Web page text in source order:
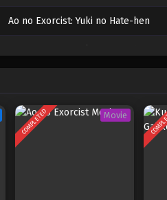
Ao no Exorcist: Yuki no Hate-hen
Ao no Exorcist: Yuki no Hate-hen
COMPLETED Movie